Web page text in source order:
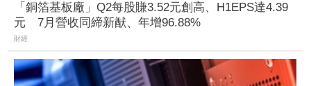
「銅箔基板廠」Q2每股賺3.52元創高、H1EPS達4.39
元 7月營收同締新猷、年增96.88%
財經